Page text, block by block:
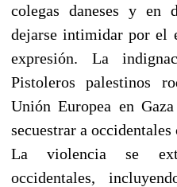
colegas daneses y en
dejarse intimidar por el
expresión. La
Pistoleros palestinos
Unión Europea en
secuestrar a
La violencia se
occidentales,